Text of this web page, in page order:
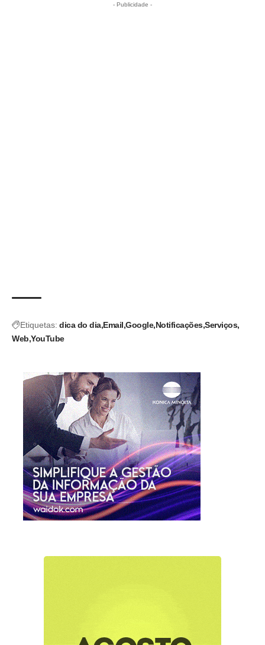
- Publicidade -
Etiquetas: dica do dia Email Google Notificações Serviços
Web YouTube